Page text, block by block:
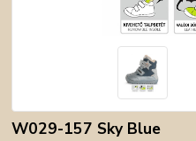
W029-157 Sky Blue